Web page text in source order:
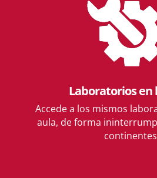
Laboratorios en
Accede a los mismos
aula, de forma